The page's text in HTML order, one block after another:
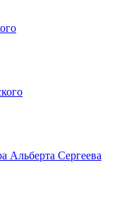
Альберта Сергеева